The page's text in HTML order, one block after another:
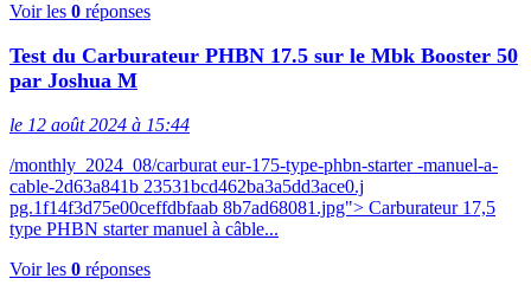
Voir les 0 réponses
Test du Carburateur PHBN 17.5 sur le Mbk Booster 50
par Joshua M
le 12 août 2024 à 15:44
/monthly_2024_08/carburat eur-175-type-phbn-starter -manuel-a-
cable-2d63a841b 23531bcd462ba3a5dd3ace0.j
pg.1f14f3d75e00ceffdbfaab 8b7ad68081.jpg"> Carburateur 17,5
type PHBN starter manuel à câble...
Voir les 0 réponses